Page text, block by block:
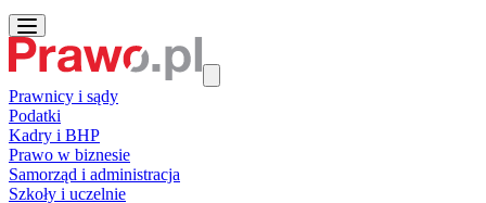
Prawnicy i sądy
Podatki
Kadry i BHP
Prawo w biznesie
Samorząd i administracja
Szkoły i uczelnie